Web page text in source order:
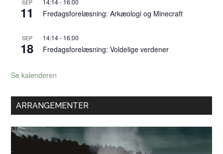
SEP
11
14:14- 16:00
Fredagsforelæsning: Arkæologi og Minecraft
SEP
18
14:14- 16:00
Fredagsforelæsning: Voldelige verdener
Se kalenderen
ARRANGEMENTER